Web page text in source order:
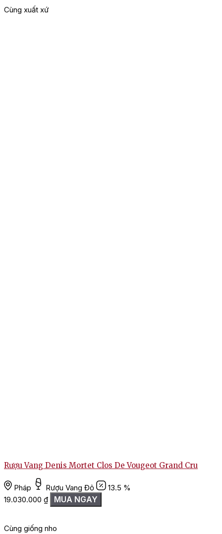
Cùng xuất xứ
Rượu Vang Denis Mortet Clos De Vougeot Grand Cru
Pháp Rượu Vang Đỏ
13.5 %
19.030.000 ₫ MUA NGAY
Cùng giống nho